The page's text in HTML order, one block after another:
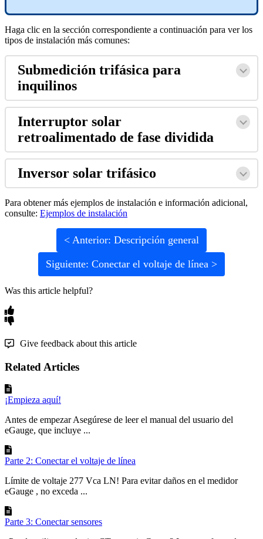
Haga clic en la sección correspondiente a continuación para ver los
tipos de instalación más comunes:
Submedición trifásica para
inquilinos
Interruptor solar
retroalimentado de fase dividida
Inversor solar trifásico
Para obtener más ejemplos de instalación e información adicional,
consulte: Ejemplos de instalación
< Anterior: Descripción general
Siguiente: Conectar el voltaje de línea >
Was this article helpful?
Give feedback about this article
Related Articles
¡Empieza aquí!
Antes de empezar Asegúrese de leer el manual del usuario del
eGauge, que incluye ...
Parte 2: Conectar el voltaje de línea
Límite de voltaje 277 Vca LN! Para evitar daños en el medidor
eGauge , no exceda ...
Parte 3: Conectar sensores